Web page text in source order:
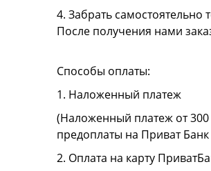
4. Забрать самостоятельно
После получения нами
Способы оплаты:
1. Наложенный платеж
(Наложенный платеж от 300
предоплаты на Приват
2. Оплата на карту